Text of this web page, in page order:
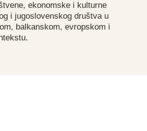
ekonomske i kulturne
i jugoslovenskog društva u
balkanskom, evropskom i